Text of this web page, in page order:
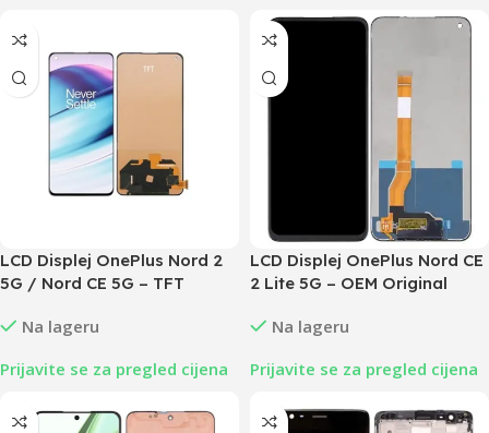
LCD Displej OnePlus Nord 2
5G / Nord CE 5G – TFT
Na lageru
Prijavite se za pregled cijena
LCD Displej OnePlus Nord CE
2 Lite 5G – OEM Original
Na lageru
Prijavite se za pregled cijena